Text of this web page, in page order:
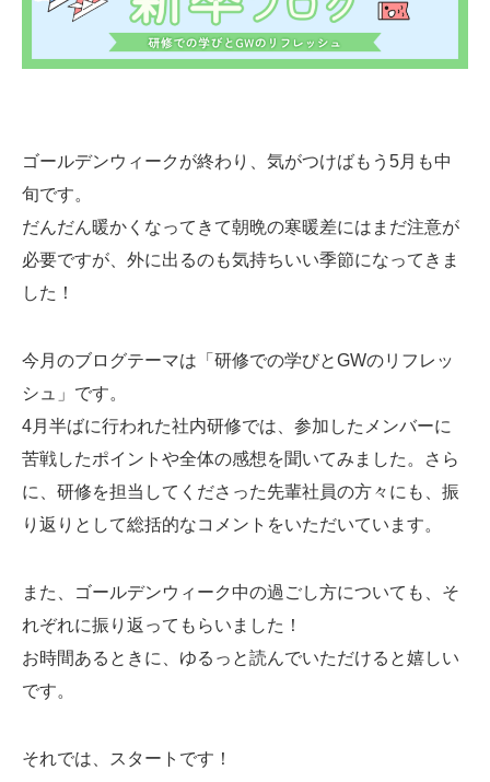
LINE登録
Web制作無料提案 ECサイト制作
よくあるご質問
ゴールデンウィークが終わり、気がつけばもう5月も中
旬です。
だんだん暖かくなってきて朝晩の寒暖差にはまだ注意が
必要ですが、外に出るのも気持ちいい季節になってきま
した！
今月のブログテーマは「研修での学びとGWのリフレッ
シュ」です。
4月半ばに行われた社内研修では、参加したメンバーに
苦戦したポイントや全体の感想を聞いてみました。さら
に、研修を担当してくださった先輩社員の方々にも、振
り返りとして総括的なコメントをいただいています。
また、ゴールデンウィーク中の過ごし方についても、そ
れぞれに振り返ってもらいました！
お時間あるときに、ゆるっと読んでいただけると嬉しい
です。
それでは、スタートです！